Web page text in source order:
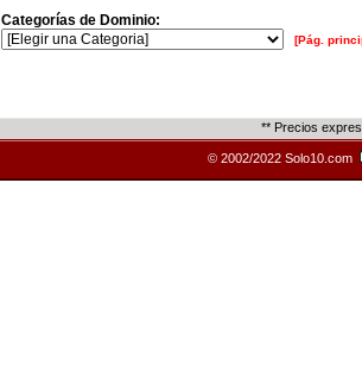
Categorías de Dominio:
[Pág.
** Precios
© 2002/2022 Solo10.com